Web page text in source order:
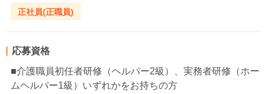
正社員(正職員)
応募資格
■介護職員初任者研修（ヘルパー2級）、実務者研修（ホー
ムヘルパー1級）いずれかをお持ちの方